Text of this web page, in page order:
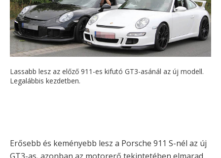
Lassabb lesz az előző 911-es kifutó GT3-asánál az új modell.
Legalábbis kezdetben.
Erősebb és keményebb lesz a Porsche 911 S-nél az új